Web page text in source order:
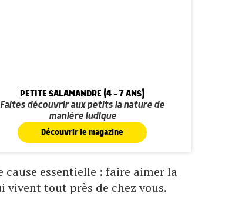
PETITE SALAMANDRE (4 - 7 ANS)
Faites découvrir aux petits la nature de
manière ludique
Découvrir le magazine
essentielle : faire aimer la
tout près de chez vous.